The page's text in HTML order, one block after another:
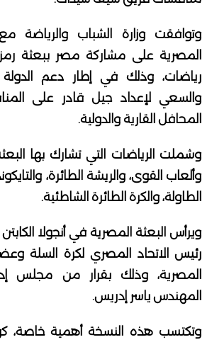
وتوافقت وزارة الشباب والرياضة مع
المصرية على مشاركة مصر ببعثة
رياضات، وذلك في إطار دعم الدولة
والسعي لإعداد جيل قادر على
المحافل القارية والدولية.
وشملت الرياضات التي تشارك بها
وألعاب القوى، والريشة الطائرة،
الطاولة، والكرة الطائرة الشاطئية.
ويرأس البعثة المصرية في أنجولا
رئيس الاتحاد المصري لكرة السلة
المصرية، وذلك بقرار من مجلس
المهندس ياسر إدريس.
وتكتسب هذه النسخة أهمية خاصة،